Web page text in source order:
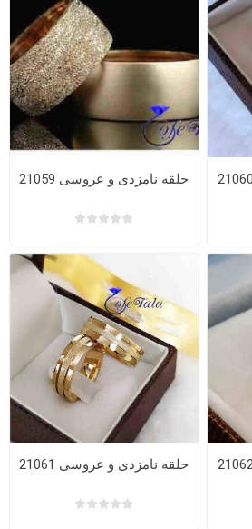
حلقه نامزدی و عروسی 21059
حلقه نامزدی و عروسی 21061